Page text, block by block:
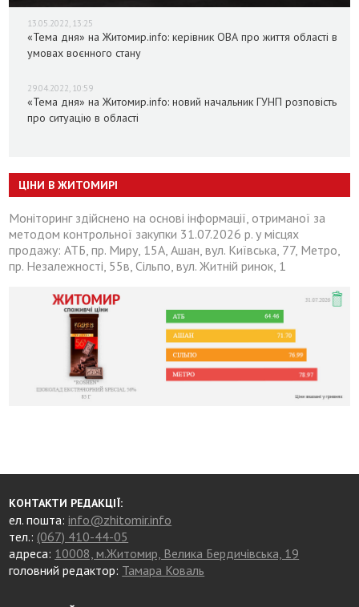
13.05.2022, 13:25
«Тема дня» на Житомир.info: керівник ОВА про життя області в
умовах воєнного стану
29.04.2022, 10:59
«Тема дня» на Житомир.info: новий начальник ГУНП розповість
про ситуацію в області
ЦІНИ В ЖИТОМИРІ
Моніторинг здійснено на основі інформації, отриманої за
методом контрольної закупки 31.07.2026 р. у місцях
продажу: АТБ, пр. Миру, 15А, Ашан, вул. Київська, 77, Метро,
пр. Незалежності, 55в, Сільпо, вул. Житній ринок, 1
КОНТАКТИ РЕДАКЦІЇ:
ел. пошта:info@zhitomir.info
тел.: (067) 410-44-05
адреса: 10008, м.Житомир, Велика Бердичівська, 19
головний редактор: Тамара Коваль